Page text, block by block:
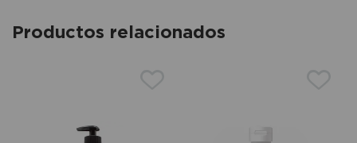
Productos relacionados